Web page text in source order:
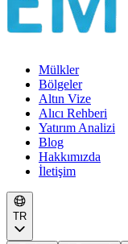
Mülkler
Bölgeler
Altın Vize
Alıcı Rehberi
Yatırım Analizi
Blog
Hakkımızda
İletişim
TR